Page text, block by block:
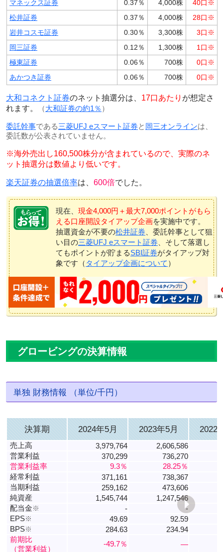
マネックス証券 0.37％ 4,000株
40口※
松井証券
0.37％ 4,000株
28口※
岩井コスモ証券
0.30％ 3,300株
3口※
岡三証券
0.12％ 1,300株
1口※
極東証券
0.06％ 700株
0口※
あかつき証券
0.06％ 700株 0口※
大和コネクト証券のネット抽選分は、 17口あたり が想定さ
れます。
（大和証券の約1％ ）
委託幹事である三菱UFJ eスマート証券と 岡三オンラインは、
委託数が公表されていません。
※海外売出し160,500株分が含まれているので、実際のネ
ット抽選分は数値より低いです。
楽天証券の抽選倍率は、 600倍でした。
現在、 現金4,000円＋最大7,000ポイントがもら
える口座開設タイアップ企画を実施中です。
抽選資金が不要の松井証券、委託幹事として狙
い目の三菱UFJ eスマート証券、そして落選し
てもポイントが貯まるSBI証券がタイアップ対
象です（ タイアップ企画について ）
グロービングの決算情報
単独 財務情報 （単位/千円）
決算期 2024年5月 2023年5月 2022
売上高 3,979,764
2,606,586
営業利益
370,299
736,270
営業利益率
9.3％
28.25％
経常利益
371,161
738,367
当期利益
259,162
473,606
純資産
1,545,744
1,247,546
配当金※ -
-
EPS※ 49.69
92.59
BPS※ 284.63
234.94
前期比
（営業利益）
-49.7％
―